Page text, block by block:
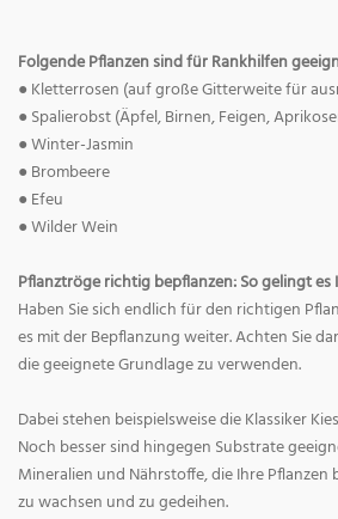
Folgende Pflanzen sind für Rankhilfen
● Kletterrosen (auf große Gitterweite für
● Spalierobst (Äpfel, Birnen, Feigen,
● Winter-Jasmin
● Brombeere
● Efeu
● Wilder Wein
Pflanztröge richtig bepflanzen: So gelingt es
Haben Sie sich endlich für den richtigen
es mit der Bepflanzung weiter. Achten Sie
die geeignete Grundlage zu verwenden.
Dabei stehen beispielsweise die Klassiker
Noch besser sind hingegen Substrate
Mineralien und Nährstoffe, die Ihre
zu wachsen und zu gedeihen.